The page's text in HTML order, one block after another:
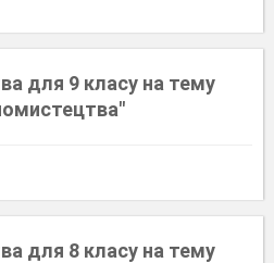
для 9 класу на тему
для 8 класу на тему